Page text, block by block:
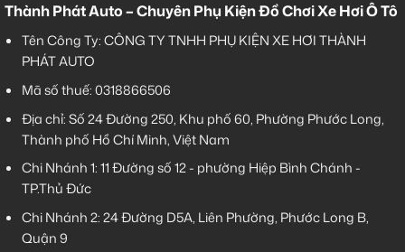
Thành Phát Auto – Chuyên Phụ Kiện Đồ Chơi Xe Hơi Ô Tô
Tên Công Ty: CÔNG TY TNHH PHỤ KIỆN XE HƠI THÀNH
PHÁT AUTO
Mã số thuế: 0318866506
Địa chỉ: Số 24 Đường 250, Khu phố 60, Phường Phước Long,
Thành phố Hồ Chí Minh, Việt Nam
Chi Nhánh 1:11 Đường số 12 - phường Hiệp Bình Chánh -
TP.Thủ Đức
Chi Nhánh 2:24 Đường D5A, Liên Phường, Phước Long B,
Quận 9